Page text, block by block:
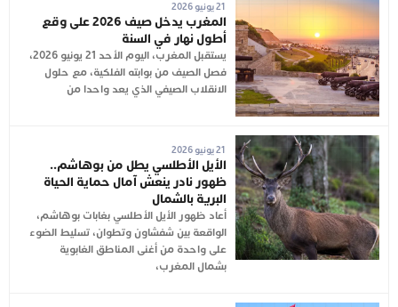
21 يونيو 2026
المغرب يدخل صيف 2026 على وقع
أطول نهار في السنة
يستقبل المغرب، اليوم الأحد 21 يونيو 2026،
فصل الصيف من بوابته الفلكية، مع حلول
الانقلاب الصيفي الذي يعد واحدا من
21 يونيو 2026
الأيل الأطلسي يطل من بوهاشم..
ظهور نادر ينعش آمال حماية الحياة
البرية بالشمال
أعاد ظهور الأيل الأطلسي بغابات بوهاشم،
الواقعة بين شفشاون وتطوان، تسليط الضوء
على واحدة من أغنى المناطق الغابوية
بشمال المغرب،